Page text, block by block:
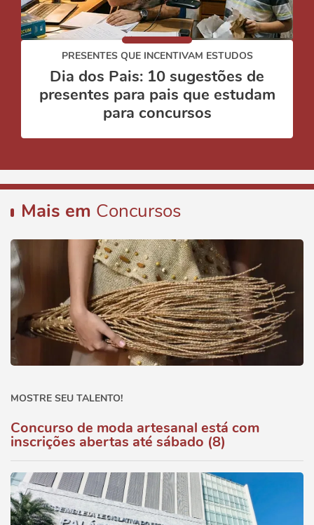
PRESENTES QUE INCENTIVAM ESTUDOS
Dia dos Pais: 10 sugestões de
presentes para pais que estudam
para concursos
Mais em Concursos
MOSTRE SEU TALENTO!
Concurso de moda artesanal está com
inscrições abertas até sábado (8)